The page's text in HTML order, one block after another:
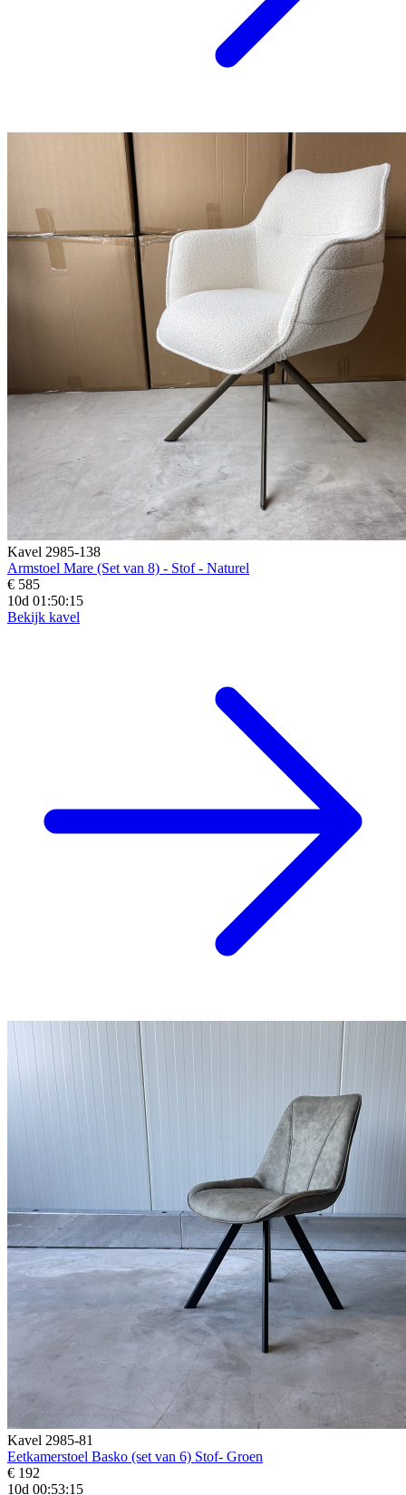
Kavel 2985-138
Armstoel Mare (Set van 8) - Stof - Naturel
€ 585
10d 01:50:14
Bekijk kavel
Kavel 2985-81
Eetkamerstoel Basko (set van 6) Stof- Groen
€ 192
10d 00:53:14